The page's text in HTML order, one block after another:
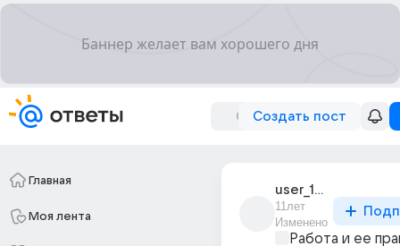
Создать пост
Главная
Моя лента
user_15093553
11лет
Изменено
Работа и ее